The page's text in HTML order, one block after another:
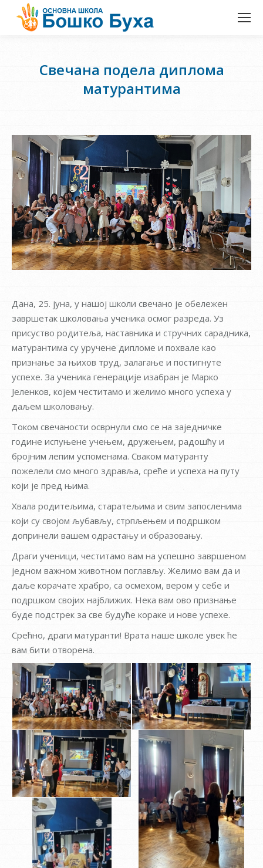
Свечана подела диплома
матурантима
Дана, 25. јуна, у нашој школи свечано је обележен
завршетак школовања ученика осмог разреда. Уз
присуство родитеља, наставника и стручних сарадника,
матурантима су уручене дипломе и похвале као
признање за њихов труд, залагање и постигнуте
успехе. За ученика генерације изабран је Марко
Јеленков, којем честитамо и желимо много успеха у
даљем школовању.
Током свечаности осврнули смо се на заједничке
године испуњене учењем, дружењем, радошћу и
бројним лепим успоменама. Сваком матуранту
пожелели смо много здравља, среће и успеха на путу
који је пред њима.
Хвала родитељима, старатељима и свим запосленима
који су својом љубављу, стрпљењем и подршком
допринели вашем одрастању и образовању.
Драги ученици, честитамо вам на успешно завршеном
једном важном животном поглављу. Желимо вам да и
даље корачате храбро, са осмехом, вером у себе и
подршком својих најближих. Нека вам ово признање
буде подстрек за све будуће кораке и нове успехе.
Срећно, драги матуранти! Врата наше школе увек ће
вам бити отворена.